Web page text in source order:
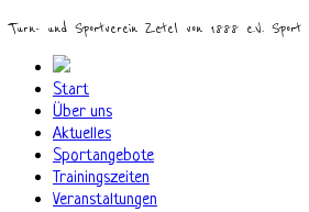
Turn- und Sportverein Zetel von 1888 e.V.
Start
Über uns
Aktuelles
Sportangebote
Trainingszeiten
Veranstaltungen